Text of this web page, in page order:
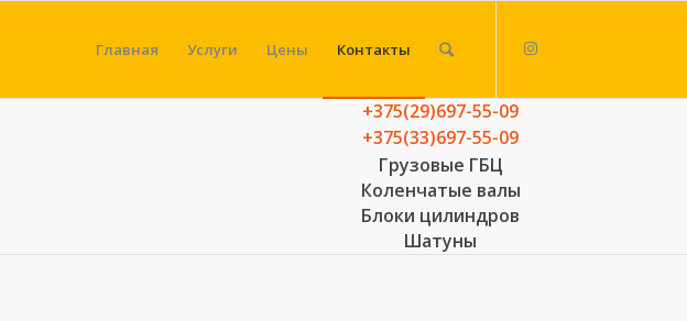
Главная Услуги Цены Контакты
+375(29)697-55-09
+375(33)697-55-09
Грузовые ГБЦ
Коленчатые валы
Блоки цилиндров
Шатуны